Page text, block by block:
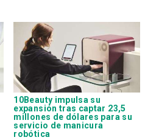
10Beauty impulsa su
expansión tras captar 23,5
millones de dólares para su
servicio de manicura
robótica